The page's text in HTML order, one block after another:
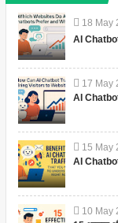
18 May
AI
17 May
AI
15 May
AI
10 May